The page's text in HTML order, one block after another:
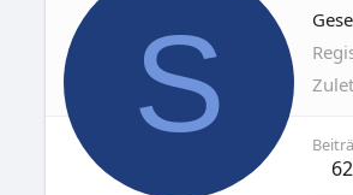
S
62